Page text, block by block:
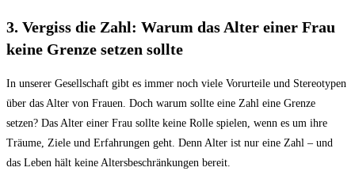
3. Vergiss⁤ die Zahl: Warum das⁤ Alter ⁢einer Frau
keine Grenze⁤ setzen⁤ sollte
In unserer ⁢Gesellschaft gibt es immer noch viele Vorurteile⁤ und ⁤Stereotypen
⁣über ‍das Alter von Frauen. Doch warum sollte‌ eine⁢ Zahl eine Grenze
setzen? Das Alter einer ‍Frau sollte keine​ Rolle ⁤spielen, wenn es ⁣um ⁣ihre
Träume, Ziele und Erfahrungen ‍geht. ‌Denn Alter ⁣ist nur eine Zahl – und​
das ‍Leben hält keine Altersbeschränkungen bereit.